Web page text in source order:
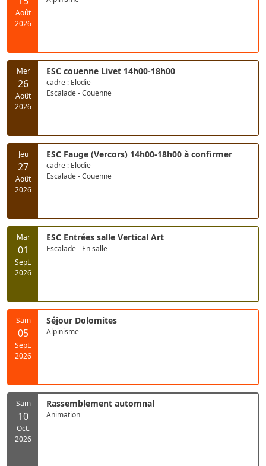
Août
2026
Mer
26
Août
2026
ESC couenne Livet 14h00-18h00
cadre : Elodie
Escalade - Couenne
Jeu
27
Août
2026
ESC Fauge (Vercors) 14h00-18h00 à confirmer
cadre : Elodie
Escalade - Couenne
Mar
01
Sept.
2026
ESC Entrées salle Vertical Art
Escalade - En salle
Sam
05
Sept.
2026
Séjour Dolomites
Alpinisme
Sam
10
Oct.
2026
Rassemblement automnal
Animation